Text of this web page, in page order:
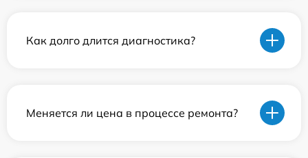
Как долго длится диагностика?
Меняется ли цена в процессе ремонта?